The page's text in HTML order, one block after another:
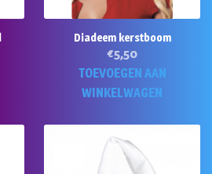
Diadeem kerstboom
€5,50
TOEVOEGEN AAN
WINKELWAGEN